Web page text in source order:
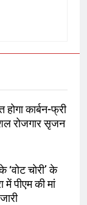
कार्बन-फ्री
रोजगार सृजन
‘वोट चोरी’ के
पीएम की मां
बड़ी खबरें
पर बड़ा झटका,